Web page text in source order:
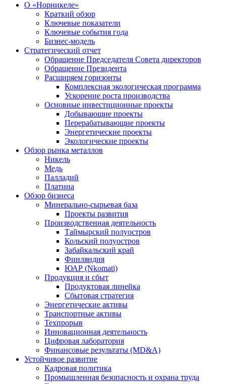
О «Норникеле»
Краткий обзор
Ключевые показатели
Ключевые события года
Бизнес-модель
Стратегический отчет
Обращение Председателя Совета директоров
Обращение Президента
Расширяем горизонты
Комплексная экологическая программа
Ускорение роста производства
Основные инвестиционные проекты
Добывающие проекты
Перерабатывающие проекты
Энергетические проекты
Экологические проекты
Обзор рынка металлов
Никель
Медь
Палладий
Платина
Обзор бизнеса
Минерально-сырьевая база
Проекты развития
Производственная деятельность
Таймырский полуостров
Кольский полуостров
Забайкальский край
Финляндия
ЮАР (Nkomati)
Продукция и сбыт
Продуктовая линейка
Сбытовая стратегия
Энергетические активы
Транспортные активы
Техпрорыв
Инновационная деятельность
Цифровая лаборатория
Финансовые результаты (MD&A)
Устойчивое развитие
Кадровая политика
Промышленная безопасность и охрана труда